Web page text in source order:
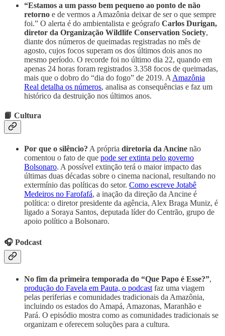
“Estamos a um passo bem pequeno ao ponto de não
retorno e de vermos a Amazônia deixar de ser o que sempre
foi.” O alerta é do ambientalista e geógrafo Carlos Durigan,
diretor da Organização Wildlife Conservation Society,
diante dos números de queimadas registradas no mês de
agosto, cujos focos superam os dos últimos dois anos no
mesmo período. O recorde foi no último dia 22, quando em
apenas 24 horas foram registrados 3.358 focos de queimadas,
mais que o dobro do “dia do fogo” de 2019. A Amazônia
Real detalha os números, analisa as consequências e faz um
histórico da destruição nos últimos anos.
📙 Cultura
Por que o silêncio? A própria diretoria da Ancine não
comentou o fato de que pode ser extinta pelo governo
Bolsonaro. A possível extinção terá o maior impacto das
últimas duas décadas sobre o cinema nacional, resultando no
extermínio das políticas do setor. Como escreve Jotabê
Medeiros no Farofafá, a inação da direção da Ancine é
política: o diretor presidente da agência, Alex Braga Muniz, é
ligado a Soraya Santos, deputada líder do Centrão, grupo de
apoio político a Bolsonaro.
🎧 Podcast
No fim da primeira temporada do “Que Papo é Esse?”,
produção do Favela em Pauta, o podcast faz uma viagem
pelas periferias e comunidades tradicionais da Amazônia,
incluindo os estados do Amapá, Amazonas, Maranhão e
Pará. O episódio mostra como as comunidades tradicionais se
organizam e oferecem soluções para a cultura.